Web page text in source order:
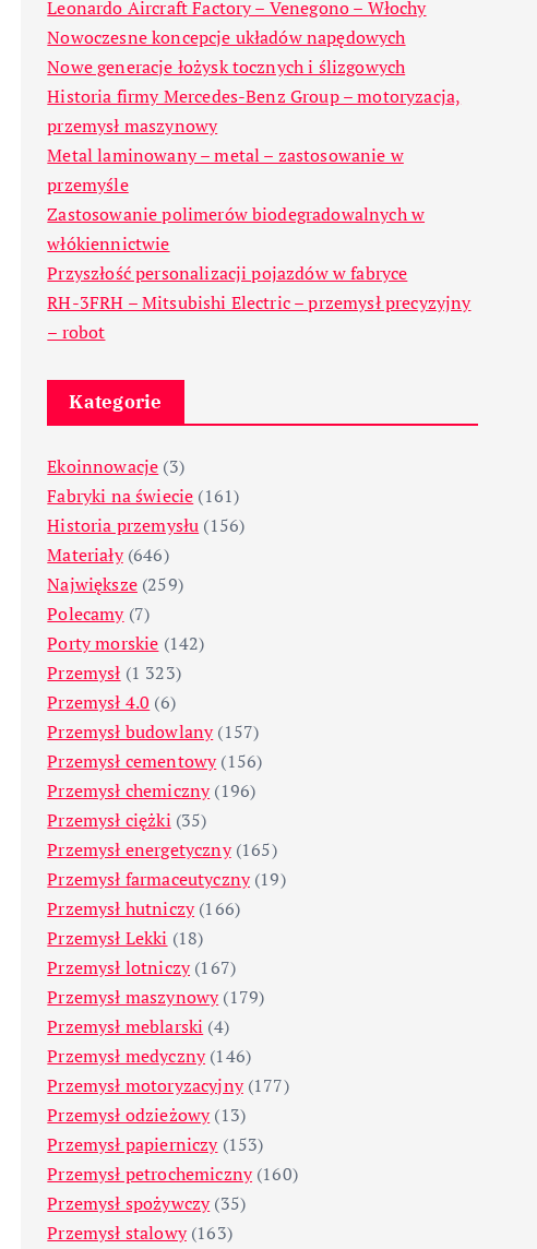
Leonardo Aircraft Factory – Venegono – Włochy
Nowoczesne koncepcje układów napędowych
Nowe generacje łożysk tocznych i ślizgowych
Historia firmy Mercedes-Benz Group – motoryzacja,
przemysł maszynowy
Metal laminowany – metal – zastosowanie w
przemyśle
Zastosowanie polimerów biodegradowalnych w
włókiennictwie
Przyszłość personalizacji pojazdów w fabryce
RH-3FRH – Mitsubishi Electric – przemysł precyzyjny
– robot
Kategorie
Ekoinnowacje (3)
Fabryki na świecie (161)
Historia przemysłu (156)
Materiały(646)
Największe(259)
Polecamy(7)
Porty morskie (142)
Przemysł (1 323)
Przemysł 4.0 (6)
Przemysł budowlany(157)
Przemysł cementowy(156)
Przemysł chemiczny(196)
Przemysł ciężki (35)
Przemysł energetyczny(165)
Przemysł farmaceutyczny(19)
Przemysł hutniczy(166)
Przemysł Lekki (18)
Przemysł lotniczy(167)
Przemysł maszynowy(179)
Przemysł meblarski (4)
Przemysł medyczny(146)
Przemysł motoryzacyjny(177)
Przemysł odzieżowy(13)
Przemysł papierniczy(153)
Przemysł petrochemiczny(160)
Przemysł spożywczy(35)
Przemysł stalowy(163)